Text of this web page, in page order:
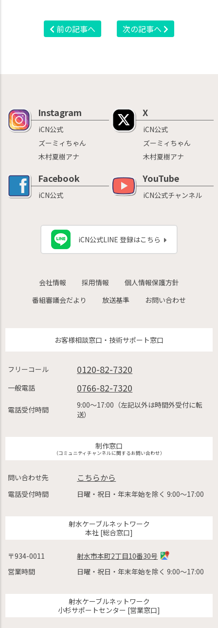
前の記事へ 次の記事へ
Instagram
iCN公式
ズーミィちゃん
木村夏樹アナ
X
iCN公式
ズーミィちゃん
木村夏樹アナ
Facebook
iCN公式
YouTube
iCN公式チャンネル
iCN公式LINE 登録はこちら
会社情報 採用情報
個人情報保護方針
番組審議会だより
放送基準 お問い合わせ
お客様相談窓口・技術サポート窓口
フリーコール 0120-82-7320
一般電話 0766-82-7320
電話受付時間
9:00〜17:00（左記以外は時間外受付に転
送）
制作窓口
（コミュニティチャンネルに関するお問い合わせ）
問い合わせ先 こちらから
電話受付時間 日曜・祝日・年末年始を除く 9:00〜17:00
射水ケーブルネットワーク
本社 [総合窓口]
〒934-0011
射水市本町2丁目10番30号
営業時間
日曜・祝日・年末年始を除く 9:00〜17:00
射水ケーブルネットワーク
小杉サポートセンター [営業窓口]